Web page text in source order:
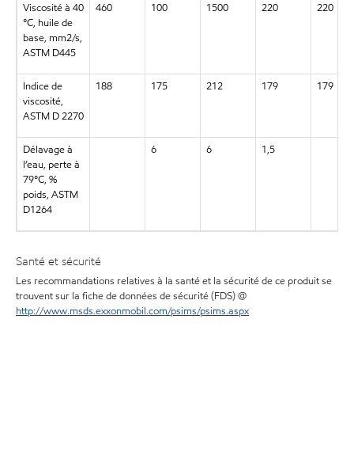
Viscosité à 40
°C, huile de
base, mm2/s,
ASTM D445
460 100 1500 220 220
Indice de
viscosité,
ASTM D 2270
188 175 212 179 179
Délavage à
l’eau, perte à
79°C, %
poids, ASTM
D1264
6 6 1,5
Santé et sécurité
Les recommandations relatives à la santé et la sécurité de ce produit se
trouvent sur la fiche de données de sécurité (FDS) @
http://www.msds.exxonmobil.com/psims/psims.aspx